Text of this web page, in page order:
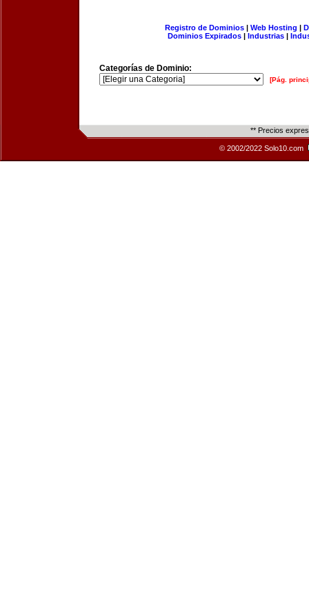
Registro de Dominios| Web Hosting |
Dominios Expirados | Industrias |
Categorías de Dominio:
[Pág.
** Precios
© 2002/2022 Solo10.com